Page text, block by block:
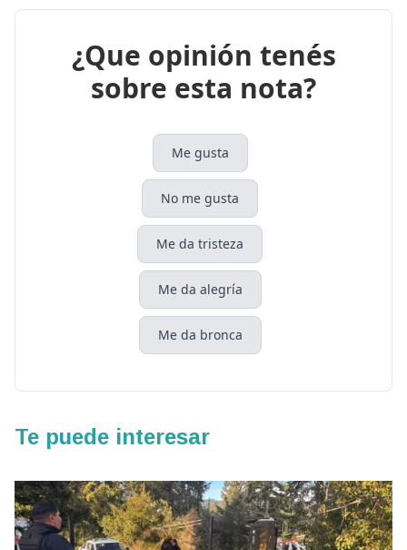
¿Que opinión tenés
sobre esta nota?
Me gusta
No me gusta
Me da tristeza
Me da alegría
Me da bronca
Te puede interesar